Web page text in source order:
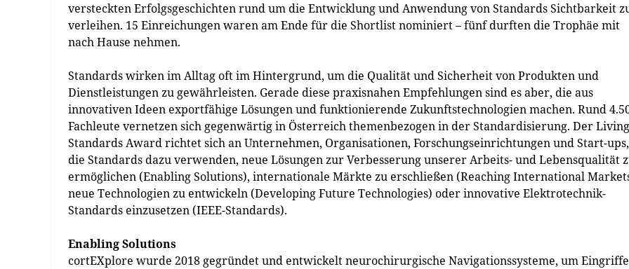
versteckten Erfolgsgeschichten rund um die Entwicklung und Anwendung von Standards Sichtbarkeit
verleihen. 15 Einreichungen waren am Ende für die Shortlist nominiert – fünf durften die Trophäe mit
nach Hause nehmen.
Standards wirken im Alltag oft im Hintergrund, um die Qualität und Sicherheit von Produkten und
Dienstleistungen zu gewährleisten. Gerade diese praxisnahen Empfehlungen sind es aber, die aus
innovativen Ideen exportfähige Lösungen und funktionierende Zukunftstechnologien machen. Rund
Fachleute vernetzen sich gegenwärtig in Österreich themenbezogen in der Standardisierung. Der Living
Standards Award richtet sich an Unternehmen, Organisationen, Forschungseinrichtungen und Start-ups,
die Standards dazu verwenden, neue Lösungen zur Verbesserung unserer Arbeits- und Lebensqualität
ermöglichen (Enabling Solutions), internationale Märkte zu erschließen (Reaching International
neue Technologien zu entwickeln (Developing Future Technologies) oder innovative Elektrotechnik-
Standards einzusetzen (IEEE-Standards).
Enabling Solutions
cortEXplore wurde 2018 gegründet und entwickelt neurochirurgische Navigationssysteme, um Eingriffe